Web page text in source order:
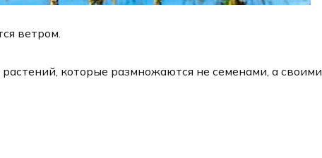
ветром.
которые размножаются не семенами, а своими